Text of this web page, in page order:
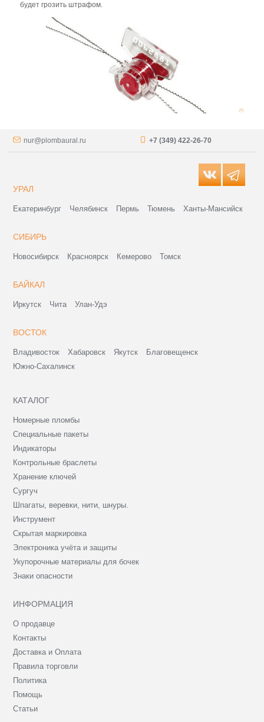
будет грозить штрафом.
nur@plombaural.ru +7 (349) 422-26-70
УРАЛ
Екатеринбург Челябинск Пермь Тюмень Ханты-Мансийск
СИБИРЬ
Новосибирск Красноярск Кемерово Томск
БАЙКАЛ
Иркутск Чита Улан-Удэ
ВОСТОК
Владивосток Хабаровск Якутск
Благовещенск
Южно-Сахалинск
КАТАЛОГ
Номерные пломбы
Специальные пакеты
Индикаторы
Контрольные браслеты
Хранение ключей
Сургуч
Шпагаты, веревки, нити, шнуры.
Инструмент
Скрытая маркировка
Электроника учёта и защиты
Укупорочные материалы для бочек
Знаки опасности
ИНФОРМАЦИЯ
О продавце
Контакты
Доставка и Оплата
Правила торговли
Политика
Помощь
Статьи